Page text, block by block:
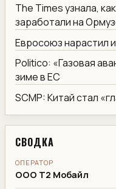
The Times узнала,
заработали на
Евросоюз нарастил
Politico: «Газовая
зиме в ЕС
SCMP: Китай стал
СВОДКА
ОПЕРАТОР
ООО Т2 Мобайл